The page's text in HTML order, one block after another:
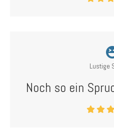
Lustige
Noch so ein